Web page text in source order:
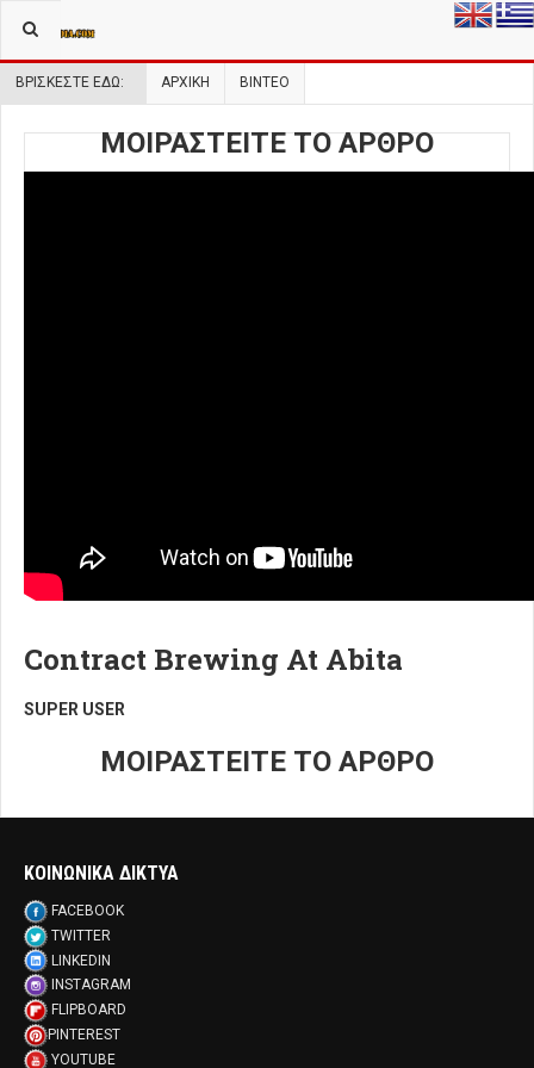
ΒΡΊΣΚΕΣΤΕ ΕΔΏ: ΑΡΧΙΚΉ ΒΙΝΤΕΟ
ΜΟΙΡΑΣΤΕΙΤΕ ΤΟ ΑΡΘΡΟ
Contract Brewing At Abita
SUPER USER
ΜΟΙΡΑΣΤΕΙΤΕ ΤΟ ΑΡΘΡΟ
ΚΟΙΝΩΝΙΚΑ ΔΙΚΤΥΑ
FACEBOOK
TWITTER
LINKEDIN
INSTAGRAM
FLIPBOARD
PINTEREST
YOUTUBE